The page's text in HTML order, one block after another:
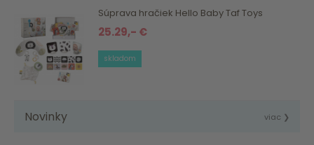
Súprava hračiek Hello Baby Taf Toys
25.29,- €
skladom
Novinky viac ❯